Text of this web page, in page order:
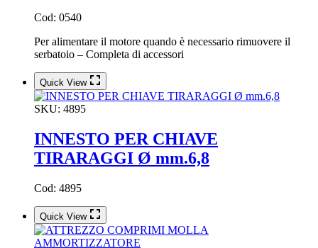
Cod: 0540
Per alimentare il motore quando è necessario rimuovere il
serbatoio – Completa di accessori
Quick View
SKU: 4895
INNESTO PER CHIAVE
TIRARAGGI Ø mm.6,8
Cod: 4895
Quick View